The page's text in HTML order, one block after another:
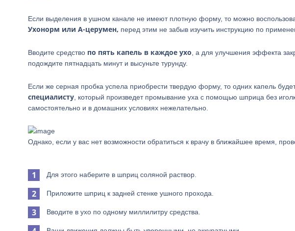
Если выделения в ушном канале не имеют плотную форму, то можно
Ухонорм или А-церумен, перед этим не забыв изучить инструкцию по
Вводите средство по пять капель в каждое ухо , а для улучшения эффекта
подождите пятнадцать минут и высуньте турунду.
Если же серная пробка успела приобрести твердую форму, то одних капель
специалисту , который произведет промывание уха с помощью шприца без
самостоятельно и в домашних условиях нежелательно.
Однако, если у вас нет возможности обратиться к врачу в ближайшее время,
Для этого наберите в шприц соляной раствор.
Приложите шприц к задней стенке ушного прохода.
Вводите в ухо по одному миллилитру средства.